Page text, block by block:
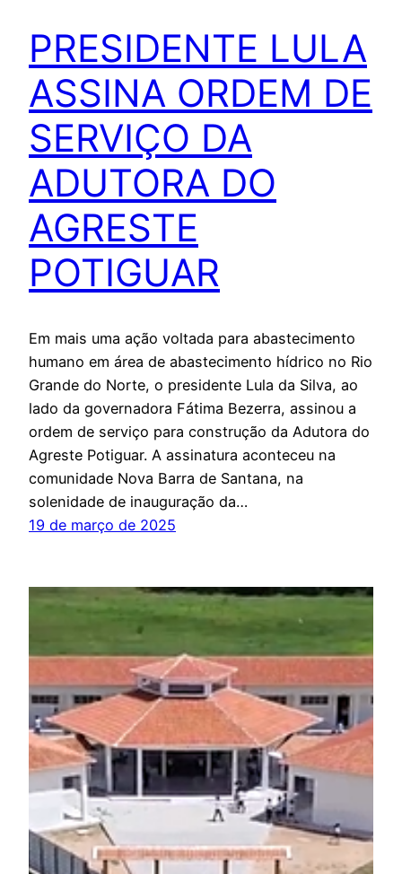
PRESIDENTE LULA
ASSINA ORDEM DE
SERVIÇO DA
ADUTORA DO
AGRESTE
POTIGUAR
Em mais uma ação voltada para abastecimento
humano em área de abastecimento hídrico no Rio
Grande do Norte, o presidente Lula da Silva, ao
lado da governadora Fátima Bezerra, assinou a
ordem de serviço para construção da Adutora do
Agreste Potiguar. A assinatura aconteceu na
comunidade Nova Barra de Santana, na
solenidade de inauguração da…
19 de março de 2025